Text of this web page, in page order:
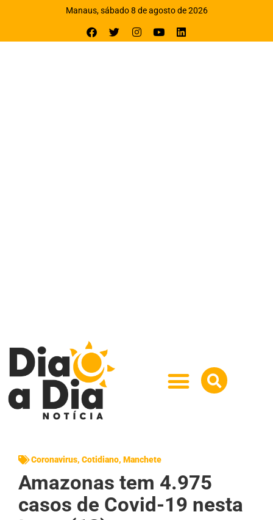
Manaus, sábado 8 de agosto de 2026
Coronavirus, Cotidiano, Manchete
Amazonas tem 4.975
casos de Covid-19 nesta